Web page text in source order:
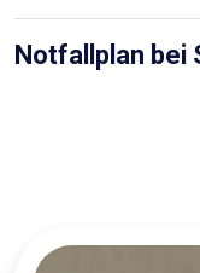
Notfallplan bei